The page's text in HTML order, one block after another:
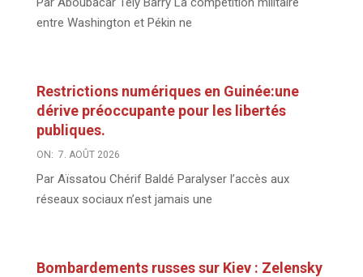
entre Washington et Pékin ne
Restrictions numériques en Guinée:une
dérive préoccupante pour les libertés
publiques.
ON: 7. AOÛT 2026
Par Aïssatou Chérif Baldé Paralyser l’accès aux
réseaux sociaux n’est jamais une
Bombardements russes sur Kiev : Zelensky